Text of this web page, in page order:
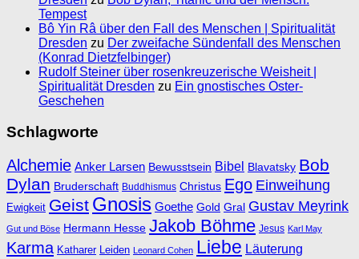
Tempest
Bô Yin Râ über den Fall des Menschen | Spiritualität
Dresden zu Der zweifache Sündenfall des Menschen
(Konrad Dietzfelbinger)
Rudolf Steiner über rosenkreuzerische Weisheit |
Spiritualität Dresden zu Ein gnostisches Oster-
Geschehen
Schlagworte
Alchemie Anker Larsen Bewusstsein Bibel Blavatsky Bob
Dylan Bruderschaft Buddhismus Christus Ego Einweihung
Ewigkeit Geist Gnosis Goethe Gold Gral Gustav Meyrink
Gut und Böse Hermann Hesse Jakob Böhme Jesus Karl May
Karma Katharer Leiden Leonard Cohen Liebe Läuterung